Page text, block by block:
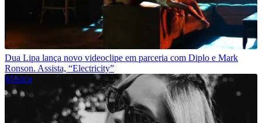
Dua Lipa lança novo videoclipe em parceria com Diplo e Mark
Ronson. Assista, “Electricity”
Música